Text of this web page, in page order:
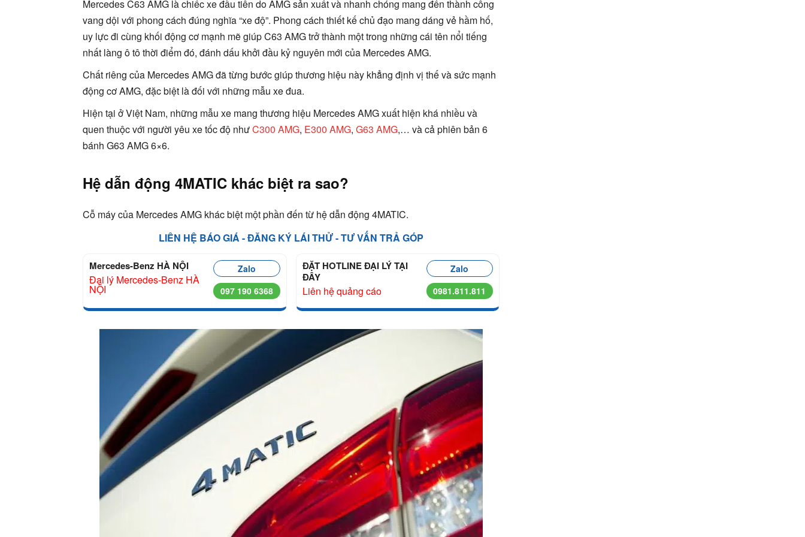
Mercedes C63 AMG là chiếc xe đầu tiên do AMG sản xuất và nhanh chóng mang đến thành công
vang dội với phong cách đúng nghĩa “xe độ”. Phong cách thiết kế chủ đạo mang dáng vẻ hầm hố,
uy lực đi cùng khối động cơ mạnh mẽ giúp C63 AMG trở thành một trong những cái tên nổi tiếng
nhất làng ô tô thời điểm đó, đánh dấu khởi đầu kỷ nguyên mới của Mercedes AMG.
Chất riêng của Mercedes AMG đã từng bước giúp thương hiệu này khẳng định vị thế và sức mạnh
động cơ AMG, đặc biệt là đối với những mẫu xe đua.
Hiện tại ở Việt Nam, những mẫu xe mang thương hiệu Mercedes AMG xuất hiện khá nhiều và
quen thuộc với người yêu xe tốc độ nhưC300 AMG, E300 AMG, G63 AMG,… và cả phiên bản 6
bánh G63 AMG 6×6.
Hệ dẫn động 4MATIC khác biệt ra sao?
Cỗ máy của Mercedes AMG khác biệt một phần đến từ hệ dẫn động 4MATIC.
LIÊN HỆ BÁO GIÁ - ĐĂNG KÝ LÁI THỬ - TƯ VẤN TRẢ GÓP
Mercedes-Benz HÀ NỘI
Đại lý Mercedes-Benz HÀ
NỘI
Zalo
097 190 6368
ĐẶT HOTLINE ĐẠI LÝ TẠI
ĐÂY
Liên hệ quảng cáo
Zalo
0981.811.811